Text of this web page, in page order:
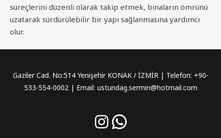
süreçlerini düzenli olarak takip etmek, binaların ömrünü
uzatarak sürdürülebilir bir yapı sağlanmasına yardımcı
olur.
Gaziler Cad. No:514 Yenişehir KONAK / İZMİR | Telefon: +90-
533-554-0002 | Email: ustundag.sermin@hotmail.com
Instagram
WhatsApp